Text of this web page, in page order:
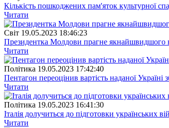
Кількість пошкоджених пам'яток культурної
Читати
Свiт 19.05.2023 18:46:23
Президентка Молдови прагне якнайшвидшого
Читати
Полiтика 19.05.2023 17:42:40
Пентагон переоцінив вартість наданої Україні
Читати
Полiтика 19.05.2023 16:41:30
Італія долучиться до підготовки українських
Читати